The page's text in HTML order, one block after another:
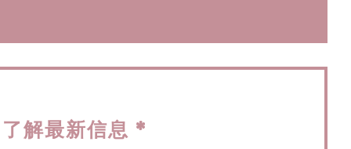
了解最新信息 *